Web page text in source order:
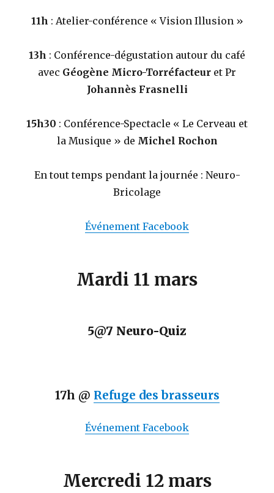
11h : Atelier-conférence « Vision Illusion »
13h : Conférence-dégustation autour du café
avec Géogène Micro-Torréfacteur et Pr
Johannès Frasnelli
15h30 : Conférence-Spectacle « Le Cerveau et
la Musique » de Michel Rochon
En tout temps pendant la journée : Neuro-
Bricolage
Événement Facebook
Mardi 11 mars
5@7 Neuro-Quiz
17h @ Refuge des brasseurs
Événement Facebook
Mercredi 12 mars